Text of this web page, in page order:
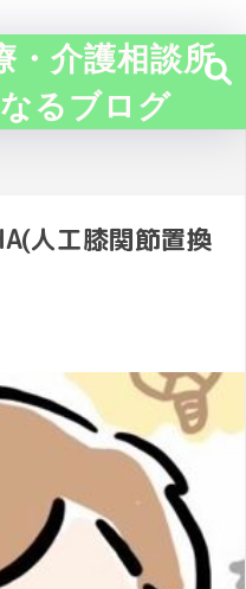
・介護相談所
るブログ
人工膝関節置換